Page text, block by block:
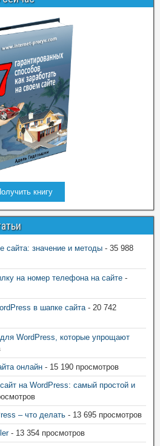
книгу
сайта: значение и методы - 35 988
на номер телефона на сайте -
в шапке сайта- 20 742
WordPress, которые упрощают
онлайн - 15 190 просмотров
на WordPress: самый простой и
– что делать - 13 695 просмотров
- 13 354 просмотров